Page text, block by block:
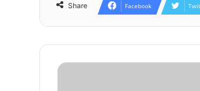
Share Facebook